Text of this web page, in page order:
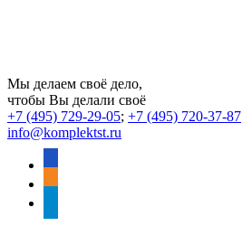
Мы делаем своё дело,
чтобы Вы делали своё
+7 (495) 729-29-05; +7 (495) 720-37-87
info@komplektst.ru